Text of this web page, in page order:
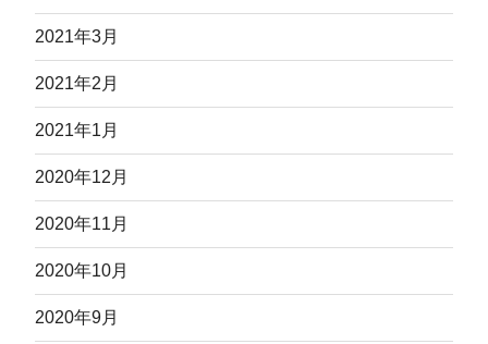
2021年3月
2021年2月
2021年1月
2020年12月
2020年11月
2020年10月
2020年9月